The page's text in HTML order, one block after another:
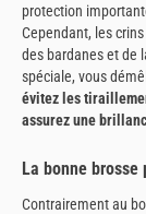
protection
Cependant, les
des bardanes et de
spéciale, vous
évitez les
assurez une
La bonne
Contrairement au